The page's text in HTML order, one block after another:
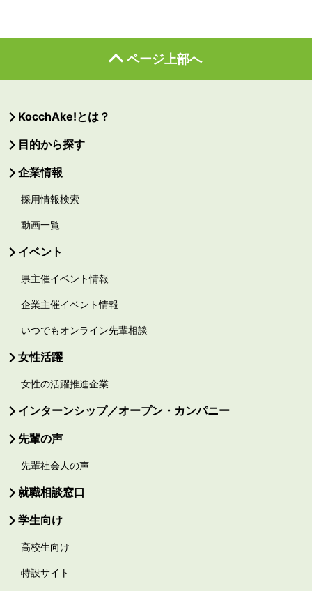
ページ上部へ
KocchAke!とは？
目的から探す
企業情報
採用情報検索
動画一覧
イベント
県主催イベント情報
企業主催イベント情報
いつでもオンライン先輩相談
女性活躍
女性の活躍推進企業
インターンシップ／オープン・カンパニー
先輩の声
先輩社会人の声
就職相談窓口
学生向け
高校生向け
特設サイト